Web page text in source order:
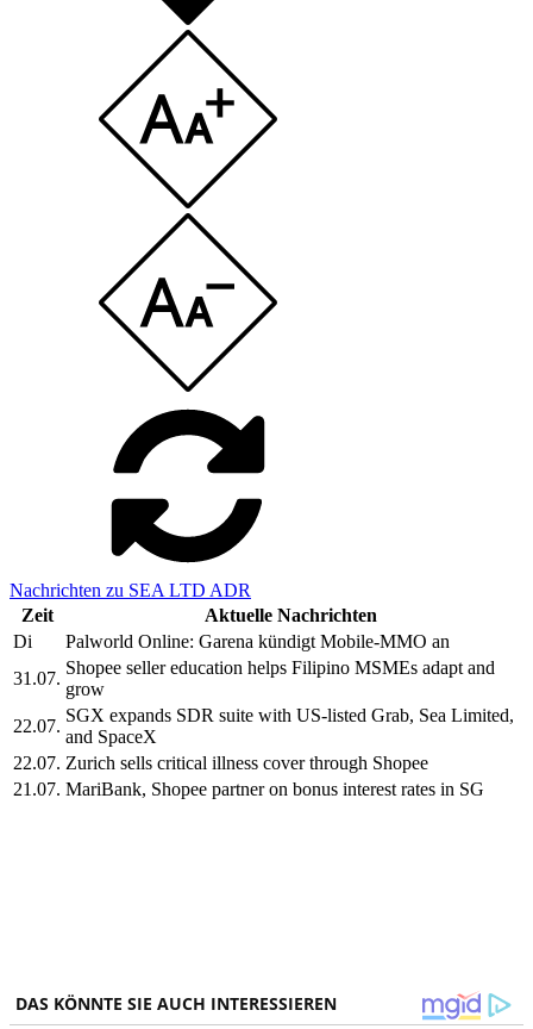
Nachrichten zu SEA LTD ADR
Zeit
Aktuelle Nachrichten
Di
Palworld Online: Garena kündigt Mobile-MMO an
31.07.
Shopee seller education helps Filipino MSMEs adapt and
grow
22.07.
SGX expands SDR suite with US-listed Grab, Sea Limited,
and SpaceX
22.07. Zurich sells critical illness cover through Shopee
21.07. MariBank, Shopee partner on bonus interest rates in SG